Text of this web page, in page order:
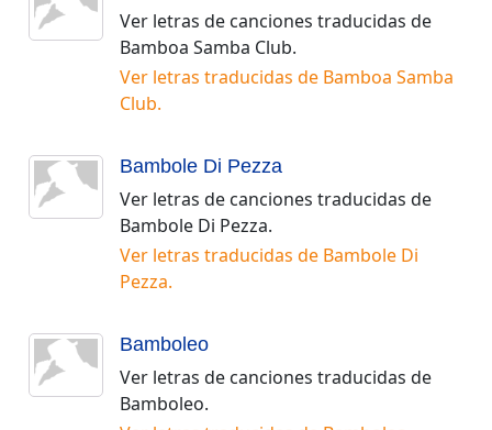
Ver letras de canciones traducidas de
Bamboa Samba Club.
Ver letras traducidas de Bamboa Samba
Club.
Bambole Di Pezza
Ver letras de canciones traducidas de
Bambole Di Pezza.
Ver letras traducidas de Bambole Di
Pezza.
Bamboleo
Ver letras de canciones traducidas de
Bamboleo.